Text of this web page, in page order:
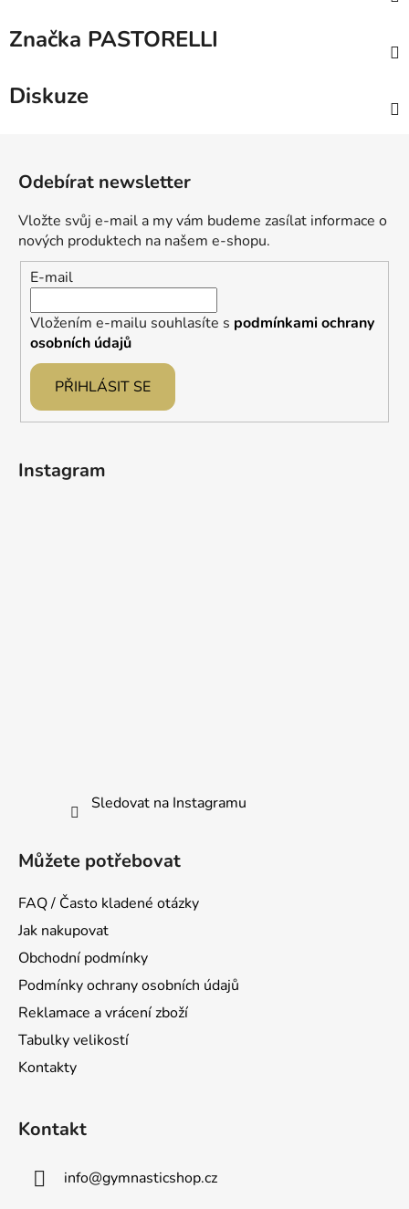
Značka PASTORELLI
Diskuze
Odebírat newsletter
Vložte svůj e-mail a my vám budeme zasílat informace o
nových produktech na našem e-shopu.
E-mail
Vložením e-mailu souhlasíte s podmínkami ochrany
osobních údajů
PŘIHLÁSIT SE
Instagram
Sledovat na Instagramu
Můžete potřebovat
FAQ / Často kladené otázky
Jak nakupovat
Obchodní podmínky
Podmínky ochrany osobních údajů
Reklamace a vrácení zboží
Tabulky velikostí
Kontakty
Kontakt
info@gymnasticshop.cz